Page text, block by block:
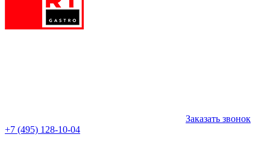
Заказать звонок
+7 (495) 128-10-04